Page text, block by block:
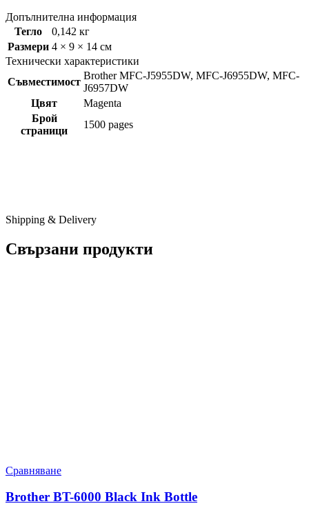
Допълнителна информация
Тегло
0,142 кг
Размери 4 × 9 × 14 см
Технически характеристики
Съвместимост
Brother MFC-J5955DW, MFC-J6955DW, MFC-
J6957DW
Цвят
Magenta
Брой
страници
1500 pages
Shipping & Delivery
Свързани продукти
Сравняване
Brother BT-6000 Black Ink Bottle